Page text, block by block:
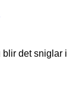
blir det sniglar i